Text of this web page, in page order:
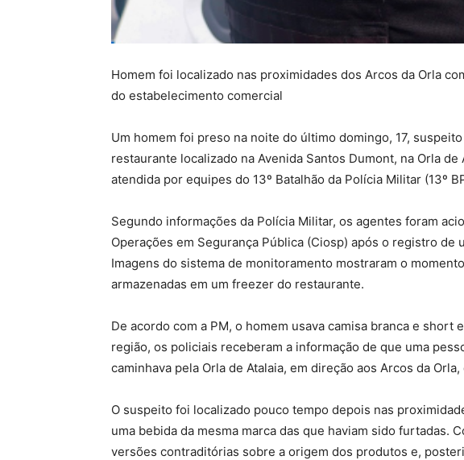
Homem foi localizado nas proximidades dos Arcos da Orla
do estabelecimento comercial
Um homem foi preso na noite do último domingo, 17,
restaurante localizado na Avenida Santos Dumont, na Orla
atendida por equipes do 13º Batalhão da Polícia Militar (13º
Segundo informações da Polícia Militar, os agentes foram
Operações em Segurança Pública (Ciosp) após o registro de
Imagens do sistema de monitoramento mostraram o
armazenadas em um freezer do restaurante.
De acordo com a PM, o homem usava camisa branca e short
região, os policiais receberam a informação de que uma
caminhava pela Orla de Atalaia, em direção aos Arcos da
O suspeito foi localizado pouco tempo depois nas
uma bebida da mesma marca das que haviam sido furtadas.
versões contraditórias sobre a origem dos produtos e,